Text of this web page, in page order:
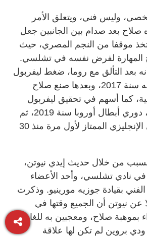
وليس فني، ويتعلق الأمر
صلاح بعد صدام بين الجانبين جعل
موقفا من النجم المصري، حيث
المهارة لفرض نفسه في تشلسي.
بعد التألق مع روما، ضغط ليفربول
بقوة لكي يتعاقد معه سنة 2017، وبعدها صنع صلاح
كما أسهم في تحقيق ليفربول
لقبين مهمين للغاية، دوري أبطال أوروبا سنة 2019، ثم
تحقيق لقب الدوري الإنجليزي الممتاز لأول مرة منذ 30
من خلال حديث إيدي نيوتن،
في نادي تشلسي، وأحد الأعضاء
بقيادة جوزيه مورينيو. وذكرت
عن نيوتن أن الجميع وقتها في
صلاح، ومعجبين به للغاية.
بروين لم تكن لها علاقة